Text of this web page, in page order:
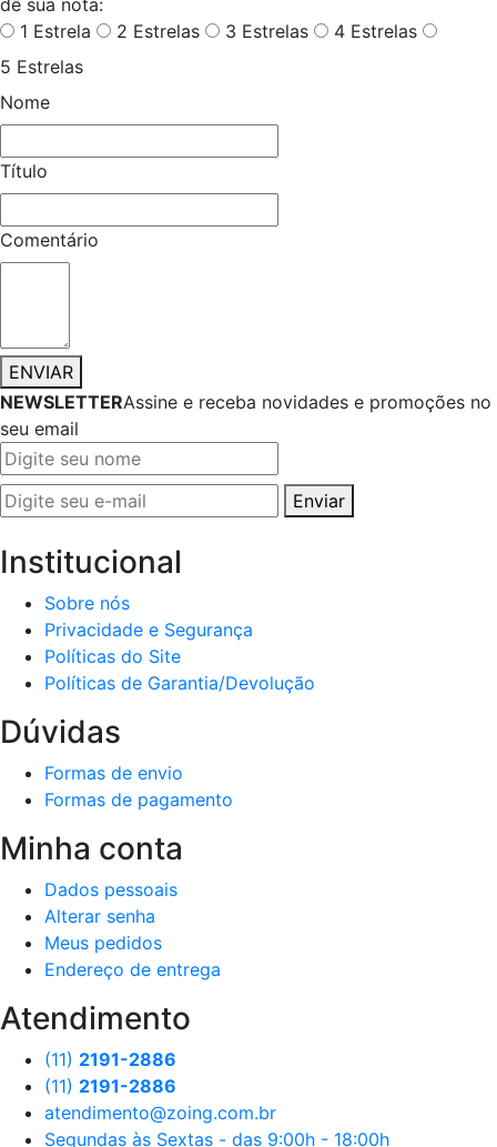
1 Estrela
2 Estrelas 3 Estrelas
4 Estrelas
5 Estrelas
Nome
Título
Comentário
ENVIAR
NEWSLETTERAssine e receba novidades e promoções no
seu email
Enviar
Institucional
Sobre nós
Privacidade e Segurança
Políticas do Site
Políticas de Garantia/Devolução
Dúvidas
Formas de envio
Formas de pagamento
Minha conta
Dados pessoais
Alterar senha
Meus pedidos
Endereço de entrega
Atendimento
(11) 2191-2886
(11) 2191-2886
atendimento@zoing.com.br
Segundas às Sextas - das 9:00h - 18:00h